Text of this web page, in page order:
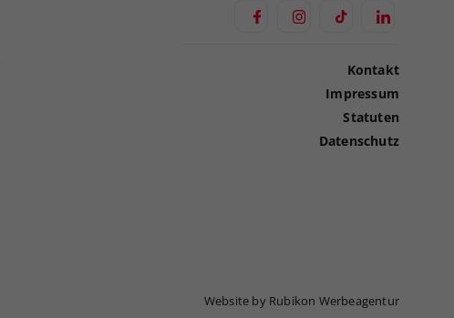
Kontakt
Impressum
Statuten
Datenschutz
Website by Rubikon Werbeagentur